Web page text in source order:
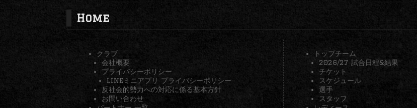
Home
クラブ
会社概要
プライバシーポリシー
LINEミニアプリ プライバシーポリシー
反社会的勢力への対応に係る基本方針
お問い合わせ
トップチーム
2026/27 試合日程&結果
チケット
スケジュール
選手
スタッフ